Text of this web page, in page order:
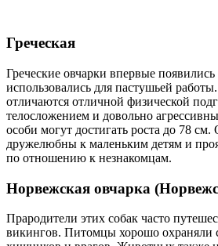
Греческая
Греческие овчарки впервые
использовались для пастушьей
отличаются отличной физической
телосложением и довольно
особи могут достигать роста до 78
дружелюбны к маленьким детям и
по отношению к незнакомцам.
Норвежская овчарка
Прародители этих собак часто
викингов. Питомцы хорошо охраняли